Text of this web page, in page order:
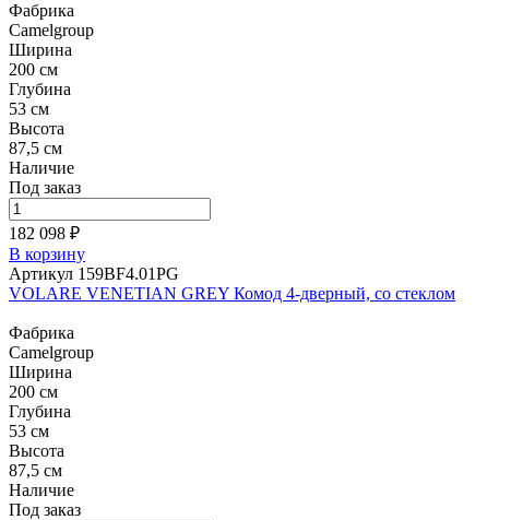
Фабрика
Camelgroup
Ширина
200 см
Глубина
53 см
Высота
87,5 см
Наличие
Под заказ
182 098 ₽
В корзину
Артикул 159BF4.01PG
VOLARE VENETIAN GREY Комод 4-дверный, со стеклом
Фабрика
Camelgroup
Ширина
200 см
Глубина
53 см
Высота
87,5 см
Наличие
Под заказ